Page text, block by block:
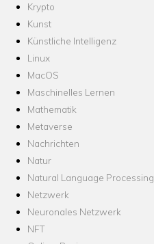
Krypto
Kunst
Künstliche Intelligenz
Linux
MacOS
Maschinelles Lernen
Mathematik
Metaverse
Nachrichten
Natur
Natural Language Processing
Netzwerk
Neuronales Netzwerk
NFT